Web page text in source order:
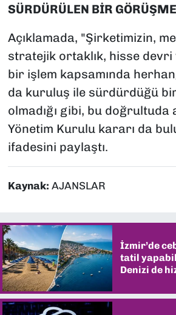
SÜRDÜRÜLEN BİR
Açıklamada, "Şirketimizin,
stratejik ortaklık, hisse devri
bir işlem kapsamında
da kuruluş ile sürdürdüğü
olmadığı gibi, bu doğrultuda
Yönetim Kurulu kararı da
ifadesini paylaştı.
Kaynak: AJANSLAR
İzmir’de
tatil
Denizi de